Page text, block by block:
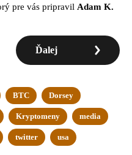
pre vás pripravil Adam K.
Ďalej
BTC Dorsey
Kryptomeny media
twitter usa